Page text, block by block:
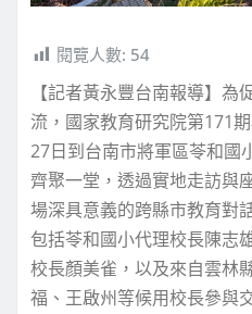
閱覽人數: 54
【記者黃永豐台南報導】
流，國家教育研究院第171
27日到台南市將軍區苓和國
齊聚一堂，透過實地走訪與
場深具意義的跨縣市教育對
包括苓和國小代理校長陳志
校長顏美雀，以及來自雲林
福、王啟州等候用校長參與